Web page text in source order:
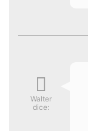
Walter
dice: